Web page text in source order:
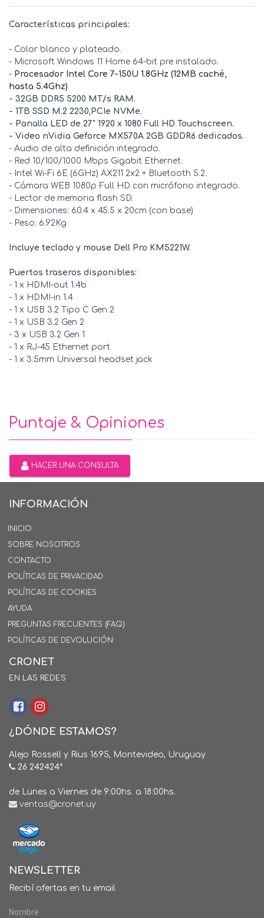
Características principales:
- Color blanco y plateado.
- Microsoft Windows 11 Home 64-bit pre instalado.
- Procesador Intel Core 7-150U 1.8GHz (12MB caché,
hasta 5.4Ghz)
- 32GB DDR5 5200 MT/s RAM.
- 1TB SSD M.2 2230,PCIe NVMe.
- Panalla LED de 27" 1920 x 1080 Full HD Touchscreen.
- Video nVidia Geforce MX570A 2GB GDDR6 dedicados.
- Audio de alta definición integrado.
- Red 10/100/1000 Mbps Gigabit Ethernet.
- Intel Wi-Fi 6E (6GHz) AX211 2x2 + Bluetooth 5.2.
- Cámara WEB 1080p Full HD con micrófono integrado.
- Lector de memoria flash SD.
- Dimensiones: 60.4 x 45.5 x 20cm (con base)
- Peso: 6.92Kg
Incluye teclado y mouse Dell Pro KM5221W.
Puertos traseros disponibles:
- 1 x HDMI-out 1.4b
- 1 x HDMI-in 1.4
- 1 x USB 3.2 Tipo C Gen 2
- 1 x USB 3.2 Gen 2
- 3 x USB 3.2 Gen 1
- 1 x RJ-45 Ethernet port
- 1 x 3.5mm Universal headset jack
Puntaje & Opiniones
HACER UNA CONSULTA
INFORMACIÓN
INICIO
SOBRE NOSOTROS
CONTACTO
POLÍTICAS DE PRIVACIDAD
POLÍTICAS DE COOKIES
AYUDA
PREGUNTAS FRECUENTES (FAQ)
POLÍTICAS DE DEVOLUCIÓN
CRONET
EN LAS REDES
¿DÓNDE ESTAMOS?
Alejo Rossell y Rius 1695, Montevideo, Uruguay
26 242424*
de Lunes a Viernes de 9:00hs. a 18:00hs.
ventas@cronet.uy
NEWSLETTER
Recibí ofertas en tu email